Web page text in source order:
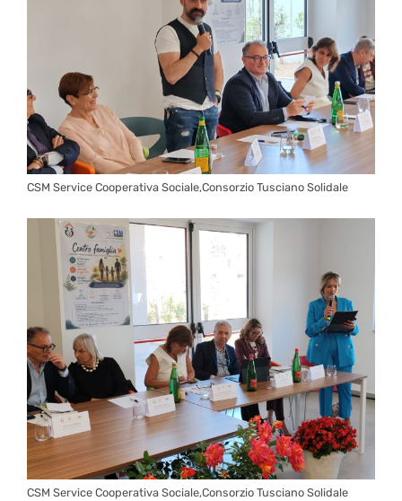
CSM Service Cooperativa Sociale,Consorzio Tusciano Solidale
CSM Service Cooperativa Sociale,Consorzio Tusciano Solidale